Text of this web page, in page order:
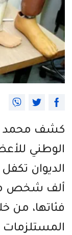
كشف محمد
الوطني
ألف شخص
فئاتها، من
المستلزمات